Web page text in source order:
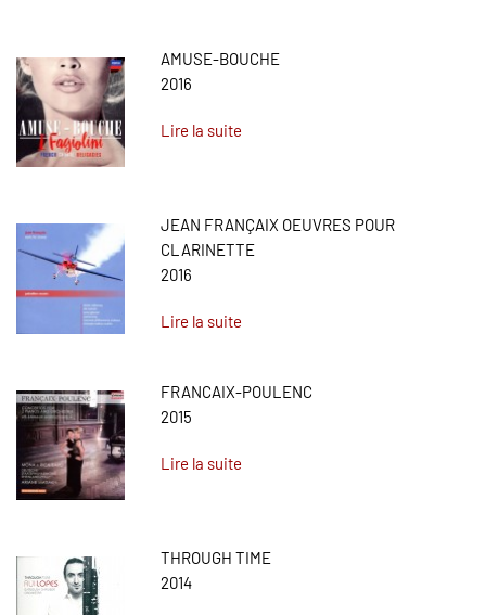
AMUSE-BOUCHE
2016
Lire la suite
JEAN FRANÇAIX OEUVRES POUR
CLARINETTE
2016
Lire la suite
FRANCAIX-POULENC
2015
Lire la suite
THROUGH TIME
2014